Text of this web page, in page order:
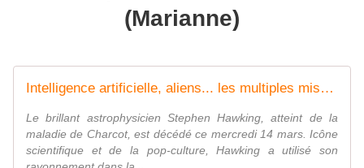
(Marianne)
Intelligence artificielle, aliens... les multiples mises en garde de l'astrophysicien Stephen Hawking
Le brillant astrophysicien Stephen Hawking, atteint de la
maladie de Charcot, est décédé ce mercredi 14 mars. Icône
scientifique et de la pop-culture, Hawking a utilisé son